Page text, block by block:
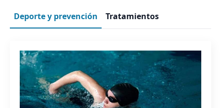
Deporte y prevención Tratamientos